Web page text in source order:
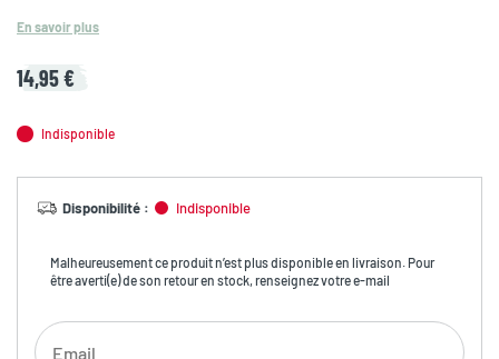
En savoir plus
14,95 €
Indisponible
Disponibilité : Indisponible
Malheureusement ce produit n’est plus disponible en livraison. Pour
être averti(e) de son retour en stock, renseignez votre e-mail